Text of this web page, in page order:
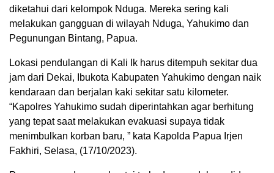
diketahui dari kelompok Nduga. Mereka sering kali
melakukan gangguan di wilayah Nduga, Yahukimo dan
Pegunungan Bintang, Papua.
Lokasi pendulangan di Kali Ik harus ditempuh sekitar dua
jam dari Dekai, Ibukota Kabupaten Yahukimo dengan naik
kendaraan dan berjalan kaki sekitar satu kilometer.
“Kapolres Yahukimo sudah diperintahkan agar berhitung
yang tepat saat melakukan evakuasi supaya tidak
menimbulkan korban baru, ” kata Kapolda Papua Irjen
Fakhiri, Selasa, (17/10/2023).